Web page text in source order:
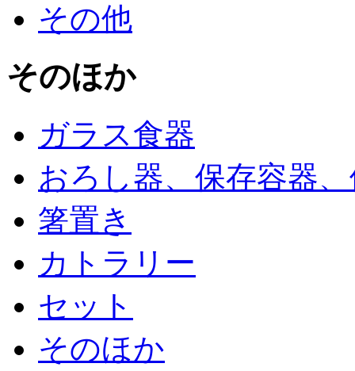
その他
そのほか
ガラス食器
おろし器、保存容器
箸置き
カトラリー
セット
そのほか